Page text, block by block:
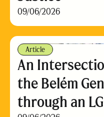
09/06/2026
Article
An
the Belém
through an